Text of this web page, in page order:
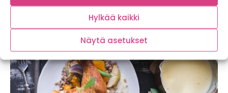
Hylkää kaikki
Näytä asetukset